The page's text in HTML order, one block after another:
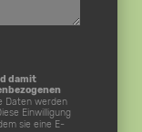
damit
Daten werden
Einwilligung
sie eine E-